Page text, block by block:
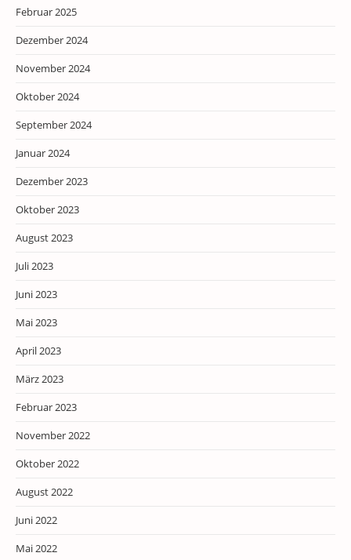
Februar 2025
Dezember 2024
November 2024
Oktober 2024
September 2024
Januar 2024
Dezember 2023
Oktober 2023
August 2023
Juli 2023
Juni 2023
Mai 2023
April 2023
März 2023
Februar 2023
November 2022
Oktober 2022
August 2022
Juni 2022
Mai 2022